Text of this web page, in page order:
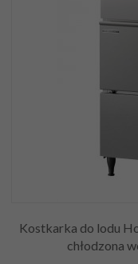
Kostkarka do lodu
chłodzona